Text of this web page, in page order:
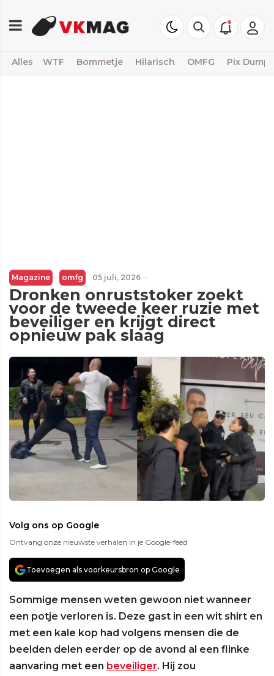
Alles WTF Bommetje Hilarisch OMFG Pix Dump
Magazine omfg 05 juli, 2026 ·
Dronken onruststoker zoekt
voor de tweede keer ruzie met
beveiliger en krijgt direct
opnieuw pak slaag
Volg ons op Google
Ontvang onze nieuwste verhalen in je Google-feed
Toevoegen als voorkeursbron op Google
Sommige mensen weten gewoon niet wanneer
een potje verloren is. Deze gast in een wit shirt en
met een kale kop had volgens mensen die de
beelden delen eerder op de avond al een flinke
aanvaring met een beveiliger. Hij zou